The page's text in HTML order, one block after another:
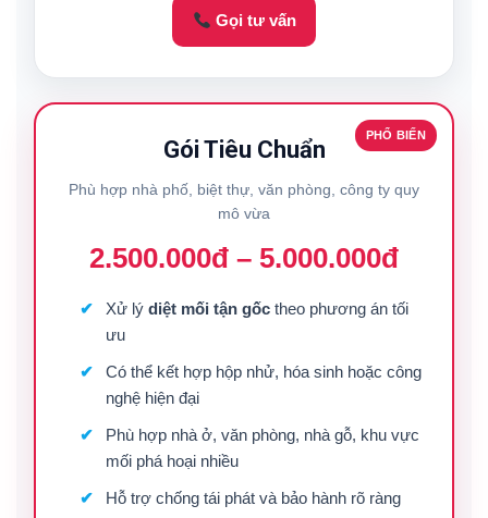
Gọi tư vấn
PHỔ BIẾN
Gói Tiêu Chuẩn
Phù hợp nhà phố, biệt thự, văn phòng, công ty quy
mô vừa
2.500.000đ – 5.000.000đ
Xử lý diệt mối tận gốctheo phương án tối
ưu
Có thể kết hợp hộp nhử, hóa sinh hoặc công
nghệ hiện đại
Phù hợp nhà ở, văn phòng, nhà gỗ, khu vực
mối phá hoại nhiều
Hỗ trợ chống tái phát và bảo hành rõ ràng